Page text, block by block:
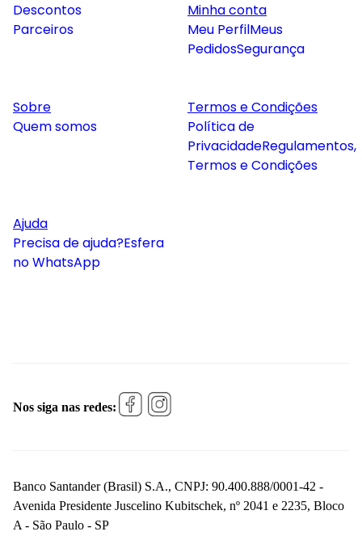
Descontos
Parceiros
Minha conta
Meu PerfilMeus
PedidosSegurança
Sobre
Quem somos
Termos e Condições
Política de
PrivacidadeRegulamentos,
Termos e Condições
Ajuda
Precisa de ajuda?Esfera
no WhatsApp
Nos siga nas redes:
Banco Santander (Brasil) S.A., CNPJ: 90.400.888/0001-42 -
Avenida Presidente Juscelino Kubitschek, nº 2041 e 2235, Bloco
A - São Paulo - SP